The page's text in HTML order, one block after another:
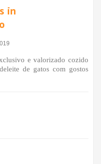
in
e valorizado cozido
de gatos com gostos